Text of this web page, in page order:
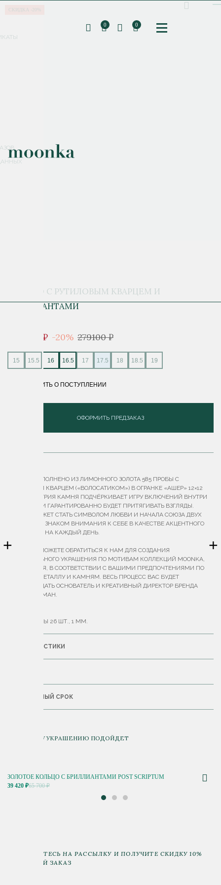
Соглашаюсь с
0 0
+
СКИДКА -20%
+
КОЛЬЦО С РУТИЛОВЫМ КВАРЦЕМ И
БРИЛЛИАНТАМИ
223 280 ₽ -20% 279100 ₽
15 15.5 16 16.5 17 17.5 18 18.5 19
СООБЩИТЬ О ПОСТУПЛЕНИИ
ОФОРМИТЬ ПРЕДЗАКАЗ
КОЛЬЦО ВЫПОЛНЕНО ИЗ ЛИМОННОГО ЗОЛОТА 585 ПРОБЫ С
РУТИЛОВЫМ КВАРЦЕМ («ВОЛОСАТИКОМ») В ОГРАНКЕ «АШЕР» 12×12
ММ. ГЕОМЕТРИЯ КАМНЯ ПОДЧЁРКИВАЕТ ИГРУ ВКЛЮЧЕНИЙ ВНУТРИ
МИНЕРАЛА И ГАРАНТИРОВАННО БУДЕТ ПРИТЯГИВАТЬ ВЗГЛЯДЫ.
КОЛЬЦО МОЖЕТ СТАТЬ СИМВОЛОМ ЛЮБВИ И НАЧАЛА СОЮЗА ДВУХ
СЕРДЕЦ ИЛИ ЗНАКОМ ВНИМАНИЯ К СЕБЕ В КАЧЕСТВЕ АКЦЕНТНОГО
УКРАШЕНИЯ НА КАЖДЫЙ ДЕНЬ.
ВЫ ТАКЖЕ МОЖЕТЕ ОБРАТИТЬСЯ К НАМ ДЛЯ СОЗДАНИЯ
ЭКСКЛЮЗИВНОГО УКРАШЕНИЯ ПО МОТИВАМ КОЛЛЕКЦИЙ MOONKA,
ЛИБО С НУЛЯ, В СООТВЕТСТВИИ С ВАШИМИ ПРЕДПОЧТЕНИЯМИ ПО
ДИЗАЙНУ, МЕТАЛЛУ И КАМНЯМ. ВЕСЬ ПРОЦЕСС ВАС БУДЕТ
СОПРОВОЖДАТЬ ОСНОВАТЕЛЬ И КРЕАТИВНЫЙ ДИРЕКТОР БРЕНДА
АННА ПИСЬМАН.
БРИЛЛИАНТЫ 26 ШТ., 1 ММ.
ХАРАКТЕРИСТИКИ
ГАРАНТИЙНЫЙ СРОК
К ДАННОМУ УКРАШЕНИЮ ПОДОЙДЕТ
ЗОЛОТОЕ КОЛЬЦО С БРИЛЛИАНТАМИ POST SCRIPTUM
39 420 ₽65 700 ₽
ПОДПИШИТЕСЬ НА РАССЫЛКУ И ПОЛУЧИТЕ СКИДКУ 10%
НА ПЕРВЫЙ ЗАКАЗ